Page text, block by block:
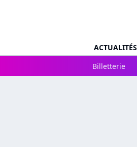
ACTUALITÉS
Billetterie